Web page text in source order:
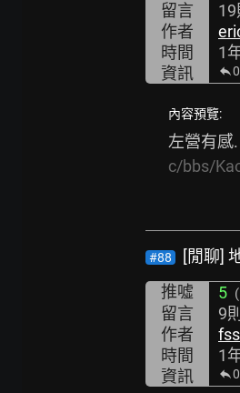
留言 19
作者
時間 1
資訊 0
內容預覽:
左營有感.
c/bbs/
#88
[閒聊]
推噓
5
留言 9
作者
時間 1
資訊 0